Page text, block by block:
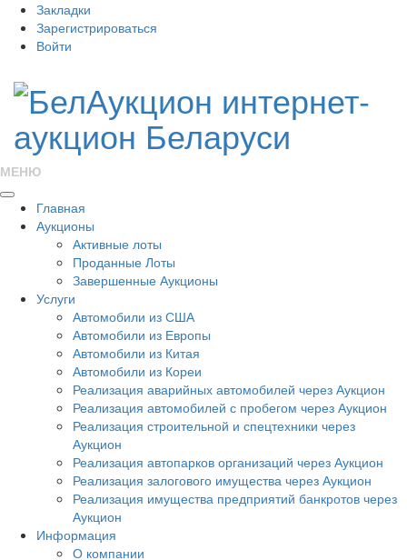
Закладки
Зарегистрироваться
Войти
МЕНЮ
Главная
Аукционы
Активные лоты
Проданные Лоты
Завершенные Аукционы
Услуги
Автомобили из США
Автомобили из Европы
Автомобили из Китая
Автомобили из Кореи
Реализация аварийных автомобилей через Аукцион
Реализация автомобилей с пробегом через Аукцион
Реализация строительной и спецтехники через
Аукцион
Реализация автопарков организаций через Аукцион
Реализация залогового имущества через Аукцион
Реализация имущества предприятий банкротов через
Аукцион
Информация
О компании